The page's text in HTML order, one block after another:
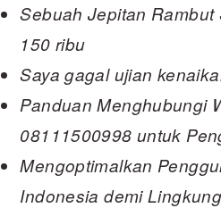
Sebuah Jepitan Rambut
150 ribu
Saya gagal ujian
Panduan Menghubungi
08111500998 untuk
Mengoptimalkan
Indonesia demi